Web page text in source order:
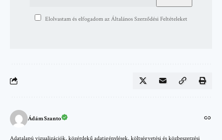
Elolvastam és elfogadom az Általános Szerződési Feltételeket
Ádám Szanto
Adatalapú vizualizációk, közérdekű adatigénylések, költségvetési és közbeszerzési